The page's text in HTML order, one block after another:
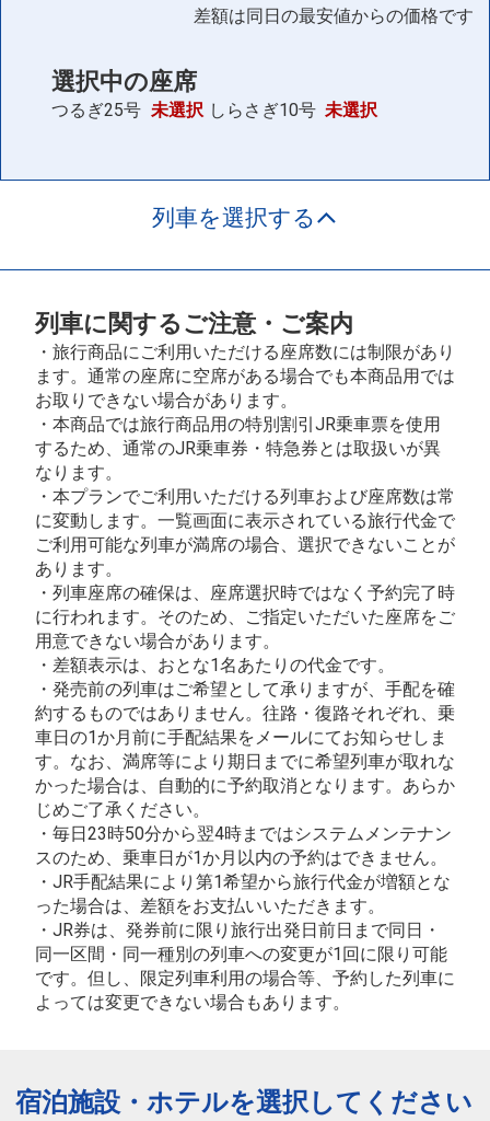
差額は同日の最安値からの価格です
選択中の座席
つるぎ25号 未選択 しらさぎ10号 未選択
列車を選択する
列車に関するご注意・ご案内
・旅行商品にご利用いただける座席数には制限があり
ます。通常の座席に空席がある場合でも本商品用では
お取りできない場合があります。
・本商品では旅行商品用の特別割引JR乗車票を使用
するため、通常のJR乗車券・特急券とは取扱いが異
なります。
・本プランでご利用いただける列車および座席数は常
に変動します。一覧画面に表示されている旅行代金で
ご利用可能な列車が満席の場合、選択できないことが
あります。
・列車座席の確保は、座席選択時ではなく予約完了時
に行われます。そのため、ご指定いただいた座席をご
用意できない場合があります。
・差額表示は、おとな1名あたりの代金です。
・発売前の列車はご希望として承りますが、手配を確
約するものではありません。往路・復路それぞれ、乗
車日の1か月前に手配結果をメールにてお知らせしま
す。なお、満席等により期日までに希望列車が取れな
かった場合は、自動的に予約取消となります。あらか
じめご了承ください。
・毎日23時50分から翌4時まではシステムメンテナン
スのため、乗車日が1か月以内の予約はできません。
・JR手配結果により第1希望から旅行代金が増額とな
った場合は、差額をお支払いいただきます。
・JR券は、発券前に限り旅行出発日前日まで同日・
同一区間・同一種別の列車への変更が1回に限り可能
です。但し、限定列車利用の場合等、予約した列車に
よっては変更できない場合もあります。
宿泊施設・ホテルを選択してください